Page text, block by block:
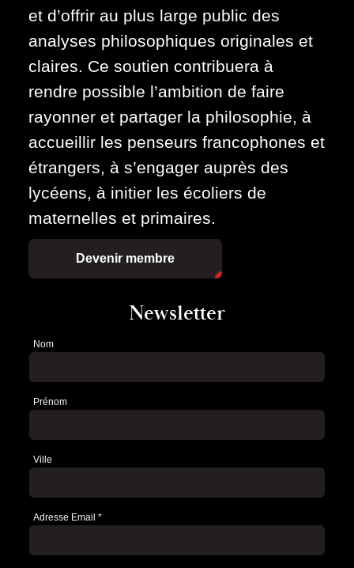
et d’offrir au plus large public des
analyses philosophiques originales et
claires. Ce soutien contribuera à
rendre possible l’ambition de faire
rayonner et partager la philosophie, à
accueillir les penseurs francophones et
étrangers, à s’engager auprès des
lycéens, à initier les écoliers de
maternelles et primaires.
Devenir membre
Newsletter
Newsletter
Nom
Prénom
Ville
Adresse Email *